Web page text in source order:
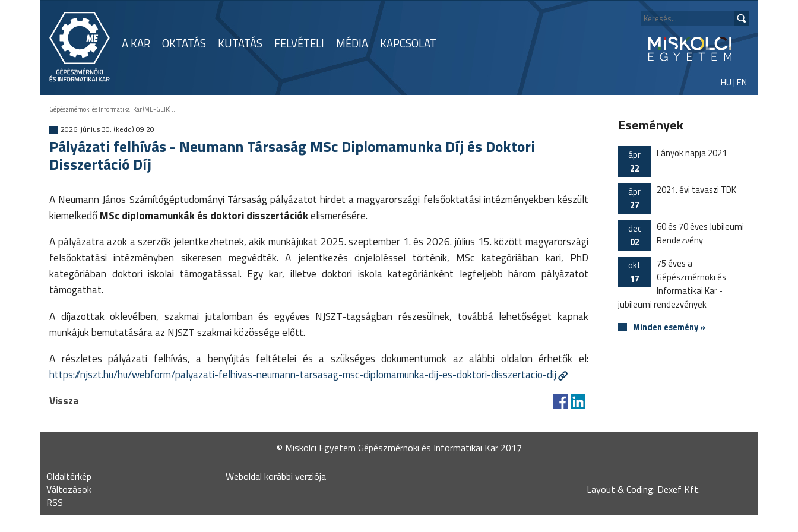
A KAR OKTATÁS KUTATÁS FELVÉTELI MÉDIA KAPCSOLAT
HU|EN
Gépészmérnöki és Informatikai Kar (ME-GEIK)::
2026. június 30. (kedd) 09:20
Pályázati felhívás - Neumann Társaság MSc Diplomamunka Díj és Doktori
Disszertáció Díj
A Neumann János Számítógéptudományi Társaság pályázatot hirdet a magyarországi felsőoktatási intézményekben készült
kiemelkedőMSc diplomamunkák és doktori disszertációkelismerésére.
A pályázatra azok a szerzők jelentkezhetnek, akik munkájukat 2025. szeptember 1. és 2026. július 15. között magyarországi
felsőoktatási intézményben sikeresen megvédték. A jelentkezés önjelöléssel történik, MSc kategóriában kari, PhD
kategóriában doktori iskolai támogatással. Egy kar, illetve doktori iskola kategóriánként legfeljebb három pályázatot
támogathat.
A díjazottak oklevélben, szakmai jutalomban és egyéves NJSZT-tagságban részesülnek, továbbá lehetőséget kapnak
munkájuk bemutatására az NJSZT szakmai közössége előtt.
A részletes pályázati felhívás, a benyújtás feltételei és a szükséges dokumentumok az alábbi oldalon érhetők el:
https://njszt.hu/hu/webform/palyazati-felhivas-neumann-tarsasag-msc-diplomamunka-dij-es-doktori-disszertacio-dij
Vissza
Események
ápr
22
Lányok napja 2021
ápr
27
2021. évi tavaszi TDK
dec
02
60 és 70 éves Jubileumi
Rendezvény
okt
17
75 éves a
Gépészmérnöki és
Informatikai Kar -
jubileumi rendezvények
Minden esemény »
© Miskolci Egyetem Gépészmérnöki és Informatikai Kar 2017
Oldaltérkép
Változások
RSS
Weboldal korábbi verziója
Layout & Coding: Dexef Kft.